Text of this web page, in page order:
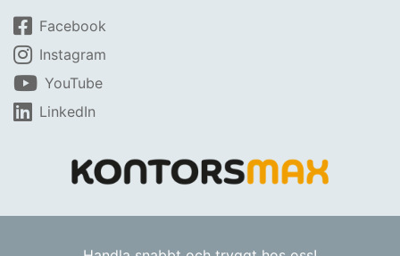
Facebook
Instagram
YouTube
LinkedIn